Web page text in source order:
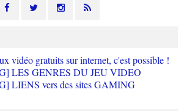
vidéo gratuits sur internet, c'est possible !
LES GENRES DU JEU VIDEO
LIENS vers des sites GAMING